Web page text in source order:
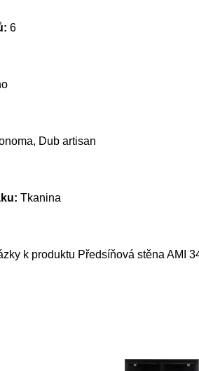
6
Dub artisan
Tkanina
k produktu Předsíňová stěna AMI